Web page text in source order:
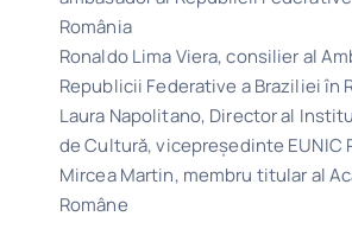
România
Ronaldo Lima Viera, consilier al
Republicii Federative a Braziliei în
Laura Napolitano, Director al
de Cultură, vicepreședinte EUNIC
Mircea Martin, membru titular al
Române